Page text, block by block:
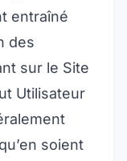
entraîné
des
sur le Site
Utilisateur
soient